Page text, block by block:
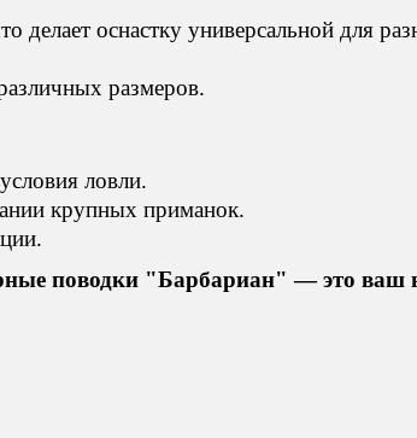
делает оснастку универсальной для
размеров.
ловли.
крупных приманок.
поводки "Барбариан" — это ваш